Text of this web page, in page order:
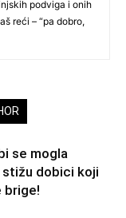
podviga i onih
reći – “pa dobro,
se mogla
stižu dobici koji
brige!